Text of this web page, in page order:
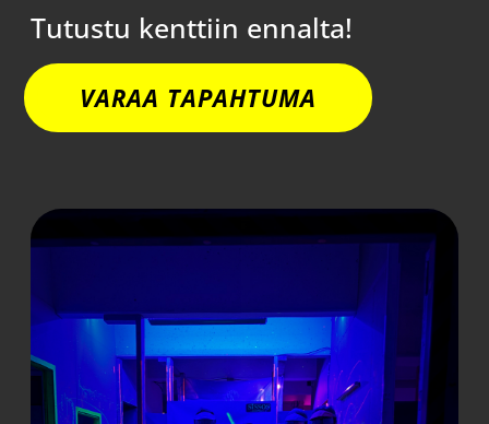
Tutustu kenttiin ennalta!
VARAA TAPAHTUMA